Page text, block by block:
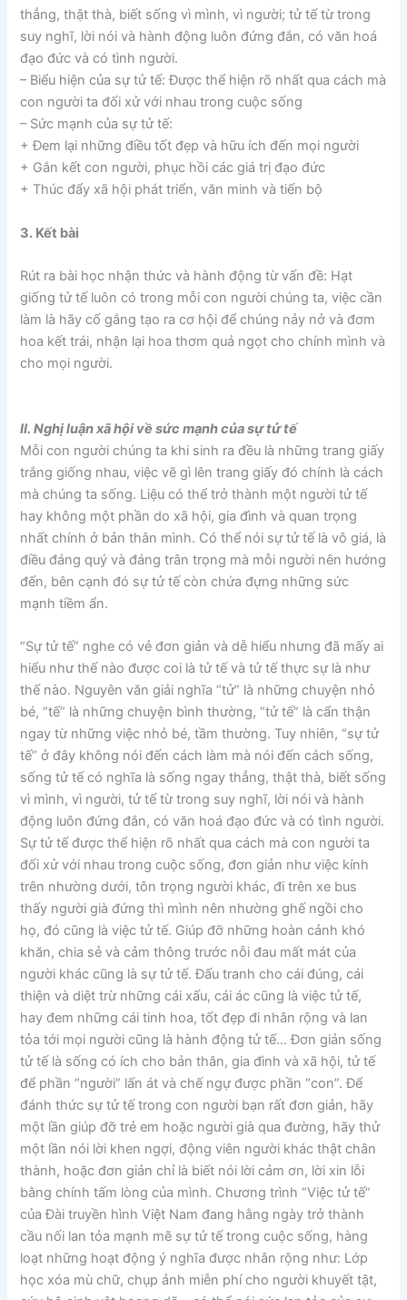
thẳng, thật thà, biết sống vì mình, vì người; tử tế từ trong
suy nghĩ, lời nói và hành động luôn đứng đắn, có văn hoá
đạo đức và có tình người.
– Biểu hiện của sự tử tế: Được thể hiện rõ nhất qua cách mà
con người ta đối xử với nhau trong cuộc sống
– Sức mạnh của sự tử tế:
+ Đem lại những điều tốt đẹp và hữu ích đến mọi người
+ Gắn kết con người, phục hồi các giá trị đạo đức
+ Thúc đẩy xã hội phát triển, văn minh và tiến bộ
3. Kết bài
Rút ra bài học nhận thức và hành động từ vấn đề: Hạt
giống tử tế luôn có trong mỗi con người chúng ta, việc cần
làm là hãy cố gắng tạo ra cơ hội để chúng nảy nở và đơm
hoa kết trái, nhận lại hoa thơm quả ngọt cho chính mình và
cho mọi người.
II. Nghị luận xã hội về sức mạnh của sự tử tế
Mỗi con người chúng ta khi sinh ra đều là những trang giấy
trắng giống nhau, việc vẽ gì lên trang giấy đó chính là cách
mà chúng ta sống. Liệu có thể trở thành một người tử tế
hay không một phần do xã hội, gia đình và quan trọng
nhất chính ở bản thân mình. Có thể nói sự tử tế là vô giá, là
điều đáng quý và đáng trân trọng mà mỗi người nên hướng
đến, bên cạnh đó sự tử tế còn chứa đựng những sức
mạnh tiềm ẩn.
“Sự tử tế” nghe có vẻ đơn giản và dễ hiểu nhưng đã mấy ai
hiểu như thế nào được coi là tử tế và tử tế thực sự là như
thế nào. Nguyên văn giải nghĩa “tử” là những chuyện nhỏ
bé, “tế” là những chuyện bình thường, “tử tế” là cẩn thận
ngay từ những việc nhỏ bé, tầm thường. Tuy nhiên, “sự tử
tế” ở đây không nói đến cách làm mà nói đến cách sống,
sống tử tế có nghĩa là sống ngay thẳng, thật thà, biết sống
vì mình, vì người, tử tế từ trong suy nghĩ, lời nói và hành
động luôn đứng đắn, có văn hoá đạo đức và có tình người.
Sự tử tế được thể hiện rõ nhất qua cách mà con người ta
đối xử với nhau trong cuộc sống, đơn giản như việc kính
trên nhường dưới, tôn trọng người khác, đi trên xe bus
thấy người già đứng thì mình nên nhường ghế ngồi cho
họ, đó cũng là việc tử tế. Giúp đỡ những hoàn cảnh khó
khăn, chia sẻ và cảm thông trước nỗi đau mất mát của
người khác cũng là sự tử tế. Đấu tranh cho cái đúng, cái
thiện và diệt trừ những cái xấu, cái ác cũng là việc tử tế,
hay đem những cái tinh hoa, tốt đẹp đi nhân rộng và lan
tỏa tới mọi người cũng là hành động tử tế… Đơn giản sống
tử tế là sống có ích cho bản thân, gia đình và xã hội, tử tế
để phần “người” lấn át và chế ngự được phần “con”. Để
đánh thức sự tử tế trong con người bạn rất đơn giản, hãy
một lần giúp đỡ trẻ em hoặc người già qua đường, hãy thử
một lần nói lời khen ngợi, động viên người khác thật chân
thành, hoặc đơn giản chỉ là biết nói lời cảm ơn, lời xin lỗi
bằng chính tấm lòng của mình. Chương trình “Việc tử tế”
của Đài truyền hình Việt Nam đang hằng ngày trở thành
cầu nối lan tỏa mạnh mẽ sự tử tế trong cuộc sống, hàng
loạt những hoạt động ý nghĩa được nhân rộng như: Lớp
học xóa mù chữ, chụp ảnh miễn phí cho người khuyết tật,